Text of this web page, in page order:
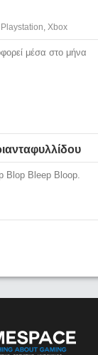
Playstation Xbox
μέσα στο μήνα
Blop Bleep Bloop.